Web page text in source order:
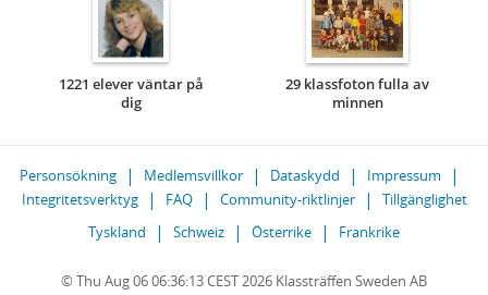
1221 elever väntar på
dig
29 klassfoton fulla av
minnen
Personsökning Medlemsvillkor Dataskydd
Impressum
Integritetsverktyg
FAQ Community-riktlinjer
Tillgänglighet
Tyskland
Schweiz Österrike Frankrike
© Thu Aug 06 06:36:13 CEST 2026 Klassträffen Sweden AB